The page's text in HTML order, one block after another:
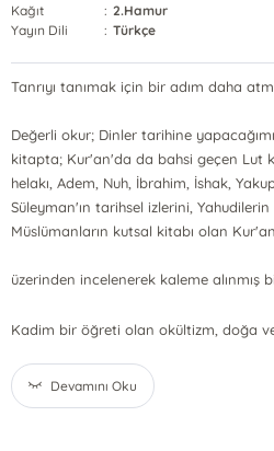
Kağıt
: 2.Hamur
Yayın Dili
: Türkçe
Tanrıyı tanımak için bir adım daha
Değerli okur; Dinler tarihine
kitapta; Kur'an'da da bahsi geçen Lut
helakı, Adem, Nuh, İbrahim, İshak,
Süleyman'ın tarihsel izlerini,
Müslümanların kutsal kitabı olan
üzerinden incelenerek kaleme alınmış
Kadim bir öğreti olan okültizm, doğa
Devamını Oku